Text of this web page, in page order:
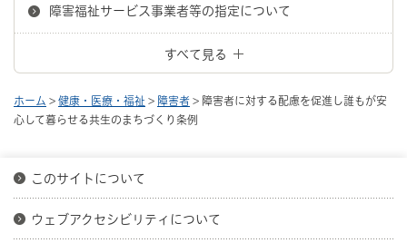
障害福祉サービス事業者等の指定について
すべて見る
ホーム > 健康・医療・福祉 > 障害者 > 障害者に対する配慮を促進し誰もが安
心して暮らせる共生のまちづくり条例
このサイトについて
ウェブアクセシビリティについて